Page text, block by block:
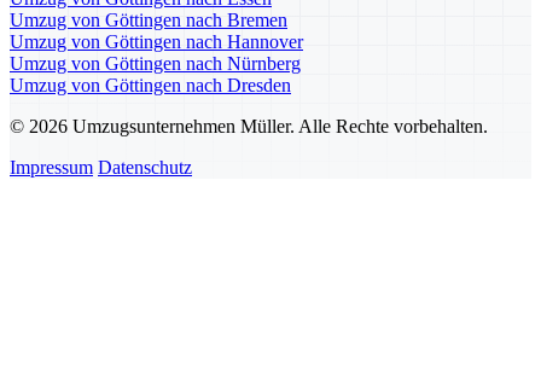
Umzug von Göttingen nach Bremen
Umzug von Göttingen nach Hannover
Umzug von Göttingen nach Nürnberg
Umzug von Göttingen nach Dresden
© 2026 Umzugsunternehmen Müller. Alle Rechte vorbehalten.
Impressum Datenschutz